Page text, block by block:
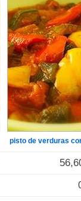
pisto de verduras